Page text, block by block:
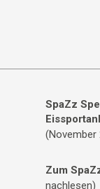
SpaZz
(November
Zum
nachlesen)